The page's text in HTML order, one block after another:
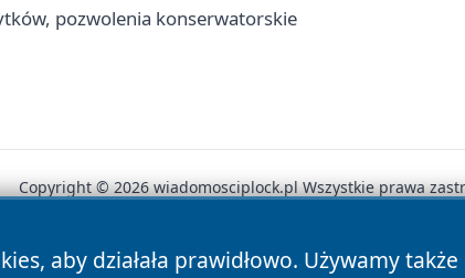
pozwolenia konserwatorskie
aby działała prawidłowo. Używamy
Copyright © 2026 wiadomosciplock.pl Wszystkie prawa
News Autorzy Polityka Prywatności Polityka